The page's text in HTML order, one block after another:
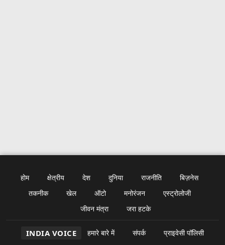
होम क्षेत्रीय देश दुनिया राजनीति
बिज़नेस
तकनीक
खेल ऑटो मनोरंजन
एस्ट्रोलोजी
जीवन मंत्रा
जरा हटके
INDIA VOICE हमारे बारे में संपर्क प्राइवेसी पॉलिसी